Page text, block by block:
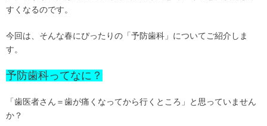
すくなるのです。
今回は、そんな春にぴったりの「予防歯科」についてご紹介しま
す。
予防歯科ってなに？
「歯医者さん＝歯が痛くなってから行くところ」と思っていません
か？